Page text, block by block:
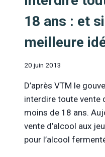
18 ans : et
meilleure
20 juin 2013
D’après VTM le
interdire toute vente
moins de 18 ans.
vente d’alcool aux
pour l’alcool